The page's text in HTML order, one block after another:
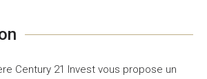
Century 21 Invest vous propose un